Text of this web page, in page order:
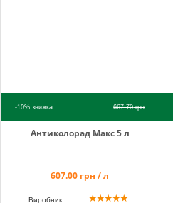
-10%знижка 667.70грн
Антиколорад Макс 5 л
607.00 грн / л
Виробник
★★★★★